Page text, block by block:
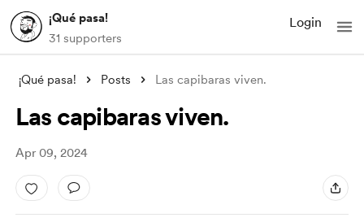
¡Qué pasa!
31 supporters
Login
¡Qué pasa! Posts Las capibaras viven.
Las capibaras viven.
Apr 09, 2024